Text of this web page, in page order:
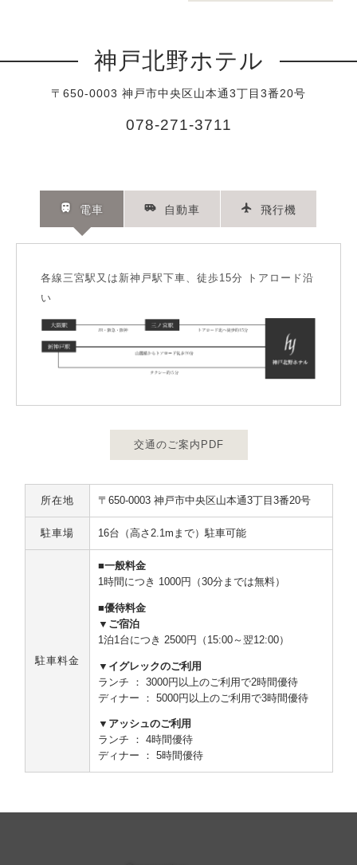
神戸北野ホテル
〒650-0003 神戸市中央区山本通3丁目3番20号
078-271-3711
電車 自動車 飛行機
各線三宮駅又は新神戸駅下車、徒歩15分 トアロード沿
い
交通のご案内PDF
所在地 〒650-0003 神戸市中央区山本通3丁目3番20号
駐車場 16台（高さ2.1mまで）駐車可能
駐車料金
■一般料金
1時間につき 1000円（30分までは無料）
■優待料金
▼ご宿泊
1泊1台につき 2500円（15:00～翌12:00）
▼イグレックのご利用
ランチ ： 3000円以上のご利用で2時間優待
ディナー ： 5000円以上のご利用で3時間優待
▼アッシュのご利用
ランチ ： 4時間優待
ディナー ： 5時間優待